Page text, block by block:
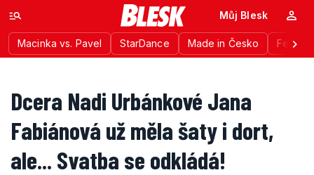
Macinka vs. Pavel StarDance Made in Česko
Můj Blesk
Dcera Nadi Urbánkové Jana
Fabiánová už měla šaty i dort,
ale... Svatba se odkládá!